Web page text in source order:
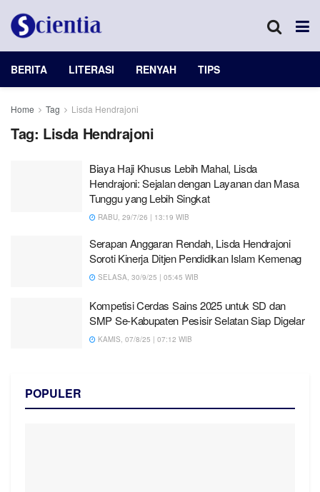
BERITA LITERASI RENYAH TIPS
Home Tag Lisda Hendrajoni
Tag: Lisda Hendrajoni
Biaya Haji Khusus Lebih Mahal, Lisda
Hendrajoni: Sejalan dengan Layanan dan Masa
Tunggu yang Lebih Singkat
RABU, 29/7/26 | 13:19 WIB
Serapan Anggaran Rendah, Lisda Hendrajoni
Soroti Kinerja Ditjen Pendidikan Islam Kemenag
SELASA, 30/9/25 | 05:45 WIB
Kompetisi Cerdas Sains 2025 untuk SD dan
SMP Se-Kabupaten Pesisir Selatan Siap Digelar
KAMIS, 07/8/25 | 07:12 WIB
POPULER